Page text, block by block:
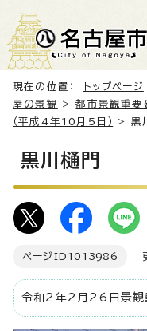
現在の位置： トップページ
屋の景観
>都市景観重要
（平成4年10月5日）
> 黒
黒川樋門
ページID 1013986
令和2年2月26日景観